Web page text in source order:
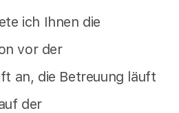
ich Ihnen die
vor der
an, die Betreuung läuft
der